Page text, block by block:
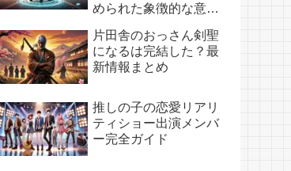
められた象徴的な意味
片田舎のおっさん剣聖
になるは完結した？最
新情報まとめ
推しの子の恋愛リアリ
ティショー出演メンバ
ー完全ガイド